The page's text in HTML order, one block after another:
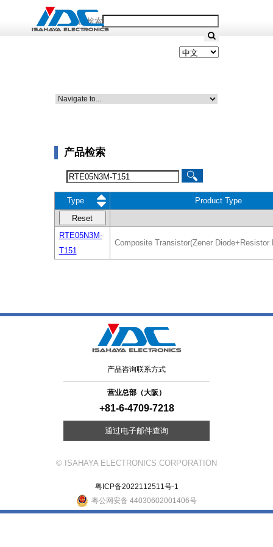
产品检索
产品检索
Type
Product Type
Reset
RTE05N3M-
T151
Composite Transistor(Zener Diode+Resistor
产品咨询联系方式
营业总部（大阪）
+81-6-4709-7218
通过电子邮件查询
© ISAHAYA ELECTRONICS CORPORATION
粤ICP备2022112511号-1
粤公网安备 44030602001406号